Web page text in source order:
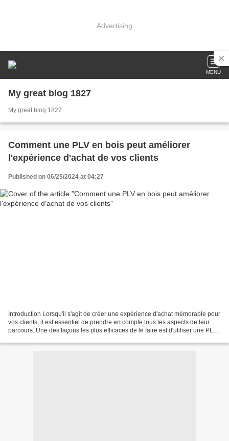
Advertising
MENU
My great blog 1827
My great blog 1827
Comment une PLV en bois peut améliorer
l'expérience d'achat de vos clients
Published on 06/25/2024 at 04:27
Introduction Lorsqu'il s'agit de créer une expérience d'achat mémorable pour
vos clients, il est essentiel de prendre en compte tous les aspects de leur
parcours. Une des façons les plus efficaces de le faire est d'utiliser une PLV